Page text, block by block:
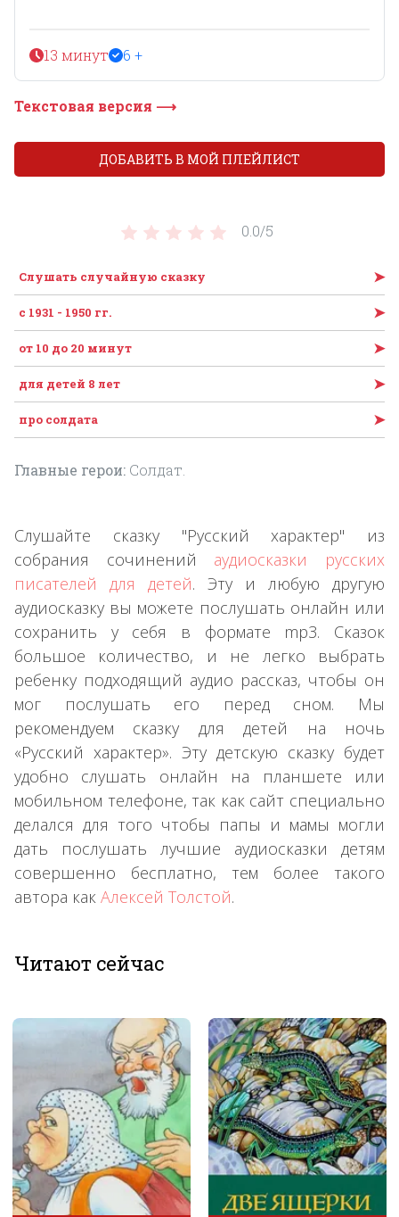
13 минут 6 +
Текстовая версия ⟶
0.0/5
Слушать случайную сказку ➤
с 1931 - 1950 гг. ➤
от 10 до 20 минут ➤
для детей 8 лет ➤
про солдата ➤
Главные герои: Солдат.
ДОБАВИТЬ В МОЙ ПЛЕЙЛИСТ
Слушайте сказку "Русский характер" из
собрания сочинений аудиосказки русских
писателей для детей. Эту и любую другую
аудиосказку вы можете послушать онлайн или
сохранить у себя в формате mp3. Сказок
большое количество, и не легко выбрать
ребенку подходящий аудио рассказ, чтобы он
мог послушать его перед сном. Мы
рекомендуем сказку для детей на ночь
«Русский характер». Эту детскую сказку будет
удобно слушать онлайн на планшете или
мобильном телефоне, так как сайт специально
делался для того чтобы папы и мамы могли
дать послушать лучшие аудиосказки детям
совершенно бесплатно, тем более такого
автора как Алексей Толстой.
Читают сейчас
царевиче, жар-